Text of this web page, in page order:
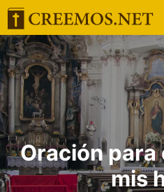
Saltar
al
contenido
Oración
mis